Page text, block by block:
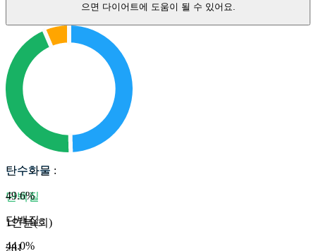
으면 다이어트에 도움이 될 수 있어요.
탄수화물
단백질
1인분(회)
281
탄수화물 :
49.6%
단백질:
44.0%